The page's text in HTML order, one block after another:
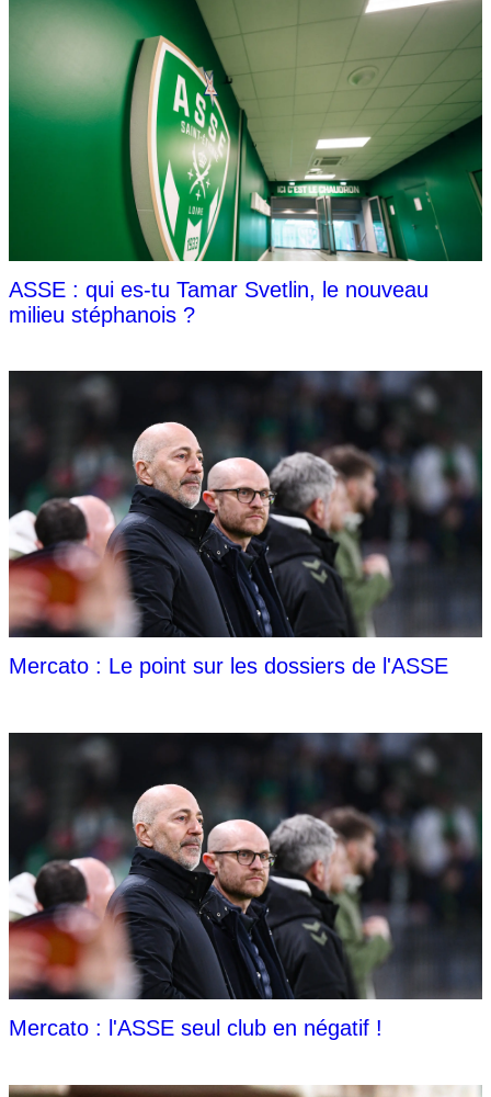
ASSE : qui es-tu Tamar Svetlin, le nouveau
milieu stéphanois ?
Mercato : Le point sur les dossiers de l'ASSE
Mercato : l'ASSE seul club en négatif !